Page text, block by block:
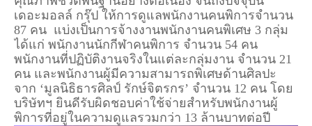
เดอะมอลล์ กรุ๊ป ให้การดูแลพนักงานคนพิการจำนวน
87 คน แบ่งเป็นการจ้างงานพนักงานคนพิเศษ 3 กลุ่ม
ได้แก่ พนักงานนักกีฬาคนพิการ จำนวน 54 คน
พนักงานที่ปฏิบัติงานจริงในแต่ละกลุ่มงาน จำนวน 21
คน และพนักงานผู้มีความสามารถพิเศษด้านศิลปะ
จาก ‘มูลนิธิธารศิลป์ รักษ์จิตรกร’ จำนวน 12 คน โดย
บริษัทฯ ยินดีรับผิดชอบค่าใช้จ่ายสำหรับพนักงานผู้
พิการที่อยู่ในความดูแลรวมกว่า 13 ล้านบาทต่อปี